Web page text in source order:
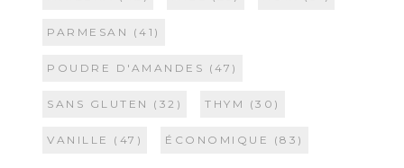
PARMESAN (41)
POUDRE D'AMANDES (47)
SANS GLUTEN (32) THYM (30)
VANILLE (47) ÉCONOMIQUE (83)